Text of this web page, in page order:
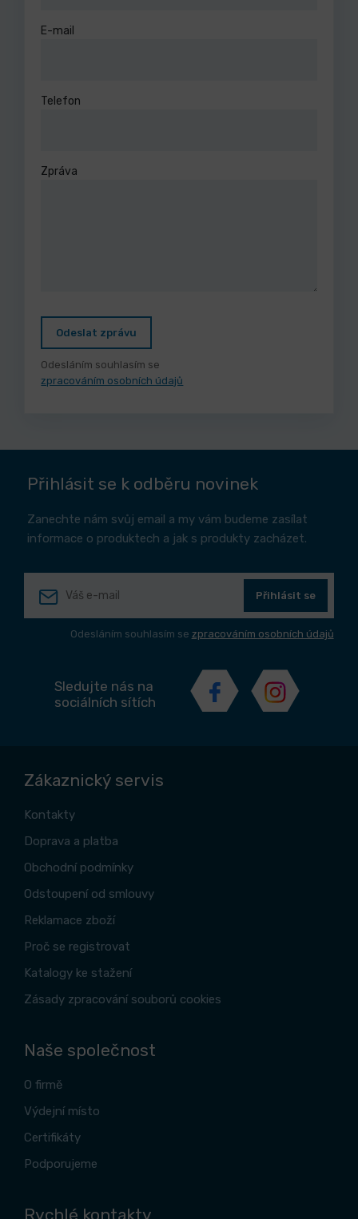
E-mail
Telefon
Zpráva
Odeslat zprávu
Odesláním souhlasím se
zpracováním osobních údajů
Přihlásit se k odběru novinek
Zanechte nám svůj email a my vám budeme zasílat
informace o produktech a jak s produkty zacházet.
Přihlásit se
Odesláním souhlasím se zpracováním osobních údajů
Sledujte nás na
sociálních sítích
Zákaznický servis
Kontakty
Doprava a platba
Obchodní podmínky
Odstoupení od smlouvy
Reklamace zboží
Proč se registrovat
Katalogy ke stažení
Zásady zpracování souborů cookies
Naše společnost
O firmě
Výdejní místo
Certifikáty
Podporujeme
Rychlé kontakty